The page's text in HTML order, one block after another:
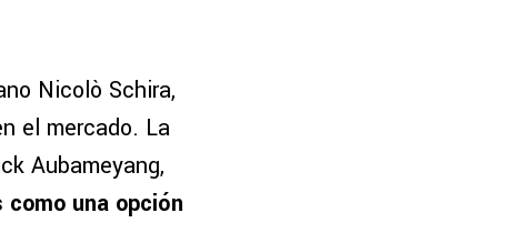
Nicolò Schira,
el mercado. La
Aubameyang,
una opción